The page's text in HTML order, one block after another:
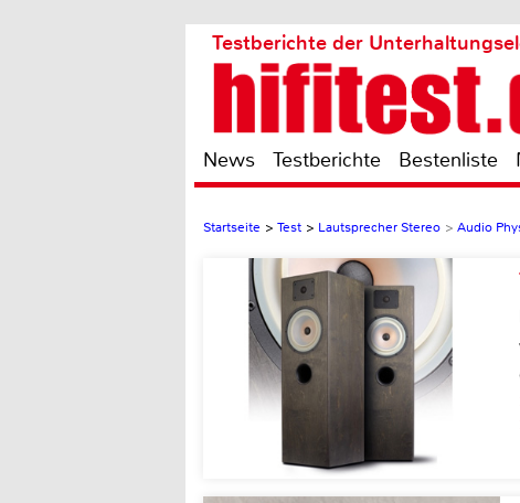
Testberichte der
News Testberichte Bestenliste
Startseite > Test > Lautsprecher Stereo > Audio